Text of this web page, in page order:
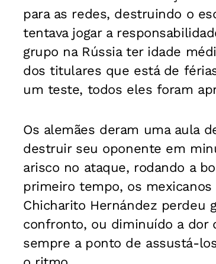
para as redes, destruindo o
tentava jogar a
grupo na Rússia ter idade
dos titulares que está de
um teste, todos eles foram
Os alemães deram uma aula
destruir seu oponente em
arisco no ataque, rodando a
primeiro tempo, os
Chicharito Hernández perdeu
confronto, ou diminuído a dor
sempre a ponto de assustá-